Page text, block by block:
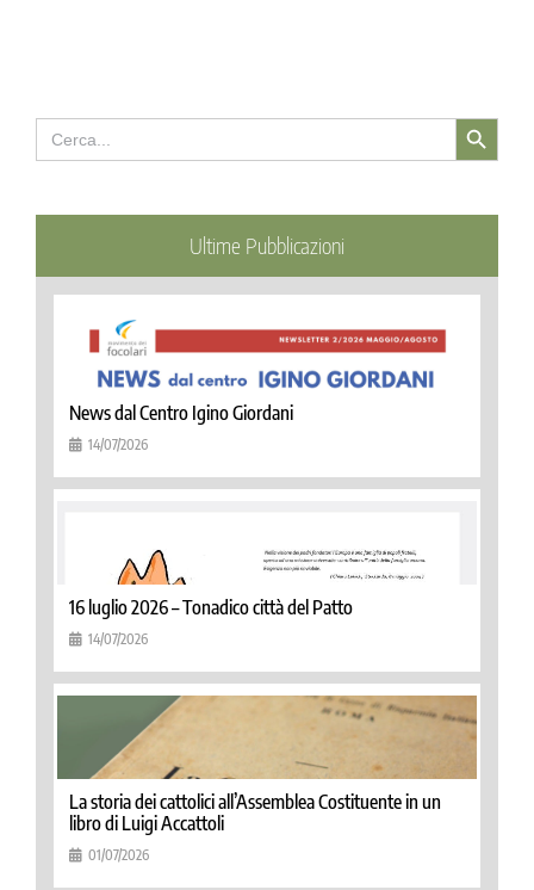
Search
for:
Search Button
Ultime Pubblicazioni
News dal Centro Igino Giordani
14/07/2026
16 luglio 2026 – Tonadico città del Patto
14/07/2026
La storia dei cattolici all’Assemblea Costituente in un
libro di Luigi Accattoli
01/07/2026